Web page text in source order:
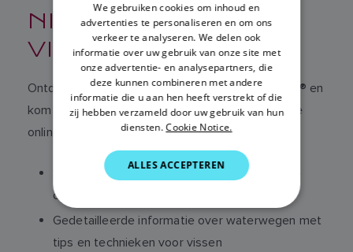
NIEUWE
VISINFORMATIE
Ontdek tips en technieken van Fishing Hot Spots® en
kom in contact met lokale vissers in de maritieme
online community van Fishidy.
Sluit u aan bij de ruim 1 miljoen vissers van de
online community van Fishidy
Gedetailleerde informatie over waterwegen met
tips en technieken voor vissen
DANISH
ITALIAN
SWEDISH
GERMAN
DUTCH
SPANISH
FINNISH
We gebruiken cookies om inhoud en
advertenties te personaliseren en om ons
verkeer te analyseren. We delen ook
informatie over uw gebruik van onze site met
onze advertentie- en analysepartners, die
deze kunnen combineren met andere
informatie die u aan hen heeft verstrekt of die
zij hebben verzameld door uw gebruik van hun
diensten. Cookie Notice.
ALLES ACCEPTEREN